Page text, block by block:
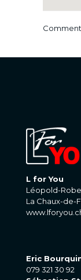
L for You
Léopold-
La Chaux-de-
Eric
079 321 30 92